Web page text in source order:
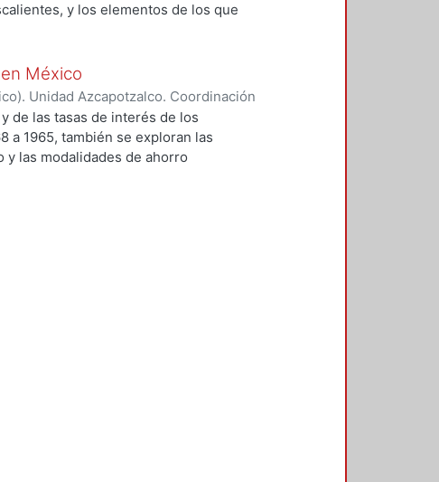
y los elementos de los que
mejoramiento productivo, lo que
También contribuye a la
local compartido y la actividad de
en los análisis empíricos
México
Unidad Azcapotzalco. Coordinación
BONFIL, CAROLA
de las tasas de interés de los
a 1965, también se exploran las
las modalidades de ahorro